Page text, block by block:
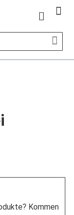
Mein
Kommen